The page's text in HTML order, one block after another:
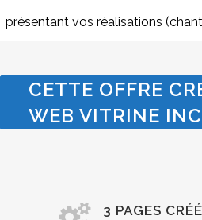
présentant vos réalisations
CETTE OFFRE
WEB VITRINE
3 PAGES